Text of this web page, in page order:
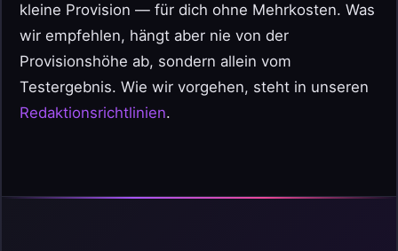
kleine Provision — für dich ohne Mehrkosten. Was
wir empfehlen, hängt aber nie von der
Provisionshöhe ab, sondern allein vom
Testergebnis. Wie wir vorgehen, steht in unseren
Redaktionsrichtlinien.